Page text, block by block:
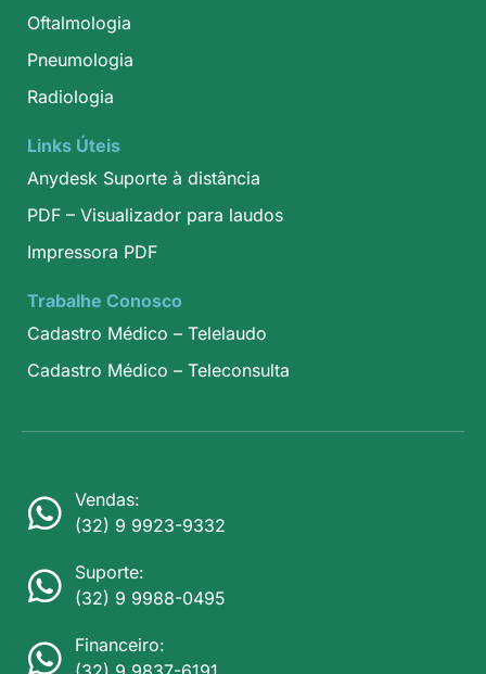
Oftalmologia
Pneumologia
Radiologia
Links Úteis
Anydesk Suporte à distância
PDF – Visualizador para laudos
Impressora PDF
Trabalhe Conosco
Cadastro Médico – Telelaudo
Cadastro Médico – Teleconsulta
Vendas:
(32) 9 9923-9332
Suporte:
(32) 9 9988-0495
Financeiro: